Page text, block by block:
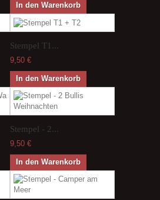
In den Warenkorb
Stempel T1...
9,50 €
In den Warenkorb
Stempel - 2...
9,50 €
In den Warenkorb